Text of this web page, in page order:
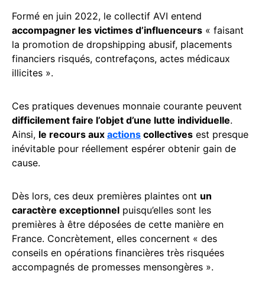
Formé en juin 2022, le collectif AVI entend
accompagner les victimes d’influenceurs « faisant
la promotion de dropshipping abusif, placements
financiers risqués, contrefaçons, actes médicaux
illicites ».
Ces pratiques devenues monnaie courante peuvent
difficilement faire l’objet d’une lutte individuelle.
Ainsi, le recours aux actions collectives est presque
inévitable pour réellement espérer obtenir gain de
cause.
Dès lors, ces deux premières plaintes ont un
caractère exceptionnel puisqu’elles sont les
premières à être déposées de cette manière en
France. Concrètement, elles concernent « des
conseils en opérations financières très risquées
accompagnés de promesses mensongères ».